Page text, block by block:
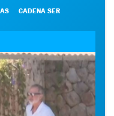
AS CADENA SER